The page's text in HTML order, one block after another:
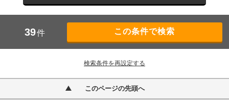
39件
検索条件を再設定する
このページの先頭へ